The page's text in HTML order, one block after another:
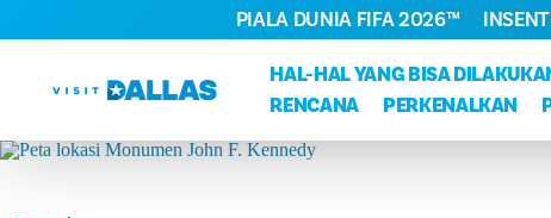
Langsung ke isi
HAL-HAL YANG BISA
RENCANA
PERKENALKAN
PIALA DUNIA FIFA 2026™